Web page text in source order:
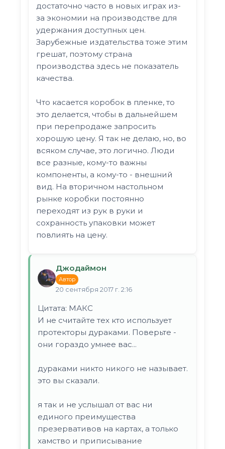
достаточно часто в новых играх из-
за экономии на производстве для
удержания доступных цен.
Зарубежные издательства тоже этим
грешат, поэтому страна
производства здесь не показатель
качества.
Что касается коробок в пленке, то
это делается, чтобы в дальнейшем
при перепродаже запросить
хорошую цену. Я так не делаю, но, во
всяком случае, это логично. Люди
все разные, кому-то важны
компоненты, а кому-то - внешний
вид. На вторичном настольном
рынке коробки постоянно
переходят из рук в руки и
сохранность упаковки может
повлиять на цену.
Джодаймон
Автор
20 сентября 2017 г. 2:16
Цитата: МАКС
И не считайте тех кто использует
протекторы дураками. Поверьте -
они гораздо умнее вас...
дураками никто никого не называет.
это вы сказали.
я так и не услышал от вас ни
единого преимущества
презервативов на картах, а только
хамство и приписывание